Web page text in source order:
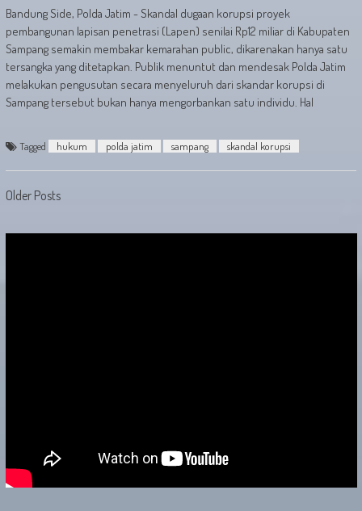
Bandung Side, Polda Jatim - Skandal dugaan korupsi proyek
pembangunan lapisan penetrasi (Lapen) senilai Rp12 miliar di Kabupaten
Sampang semakin membakar kemarahan public, dikarenakan hanya satu
tersangka yang ditetapkan. Publik menuntut dan mendesak Polda Jatim
melakukan pengusutan secara menyeluruh dari skandar korupsi di
Sampang tersebut bukan hanya mengorbankan satu individu. Hal
Tagged hukum polda jatim sampang skandal korupsi
Posts
navigation
Older Posts